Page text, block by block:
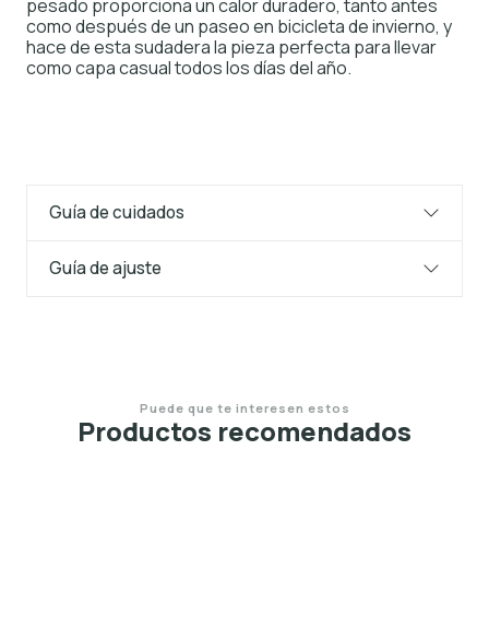
pesado proporciona un calor duradero, tanto antes
como después de un paseo en bicicleta de invierno, y
hace de esta sudadera la pieza perfecta para llevar
como capa casual todos los días del año.
Guía de cuidados
Guía de ajuste
Puede que te interesen estos
Productos recomendados